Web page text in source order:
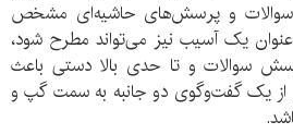
سوالات و پرسش‌های حاشیه‌ای مشخص
یک آسیب نیز می‌تواند مطرح شود،
سوالات و تا حدی بالا دستی باعث
یک گفت‌و‌گوی دو جانبه به سمت گپ و